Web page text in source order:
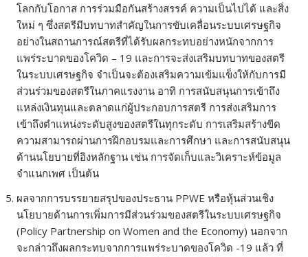
โลกกับโอกาส การร่วมมือกันสร้างสรรค์ ความเป็นไปได้ และสิ่ง
ใหม่ ๆ ซึ่งสตรีมีบทบาทสำคัญในการขับเคลื่อนระบบเศรษฐกิจ
อย่างในสถานการณ์สตรีที่ได้รับผลกระทบอย่างหนักจากการ
แพร่ระบาดของโควิด – 19 และการจะส่งเสริมบทบาทของสตรี
ในระบบเศรษฐกิจ จำเป็นจะต้องเสริมความเข้มแข็งให้กับการมี
ส่วนร่วมของสตรีในภาคแรงงาน อาทิ การสนับสนุนการเข้าถึง
แหล่งเงินทุนและตลาดแก่ผู้ประกอบการสตรี การส่งเสริมการ
เข้าถึงตำแหน่งระดับสูงของสตรีในทุกระดับ การเสริมสร้างขีด
ความสามารถผ่านการฝึกอบรมและการศึกษา และการสนับสนุน
ด้านนโยบายที่อิงหลักฐาน เช่น การจัดเก็บและวิเคราะห์ข้อมูล
จำแนกเพศ เป็นต้น
ผลจากการบรรยายสรุปของประธาน PPWE หรือหุ้นส่วนเชิง
นโยบายด้านการเพิ่มการมีส่วนร่วมของสตรีในระบบเศรษฐกิจ
(Policy Partnership on Women and the Economy) นอกจาก
จะกล่าวถึงผลกระทบจากการแพร่ระบาดของโควิด -19 แล้ว ที่